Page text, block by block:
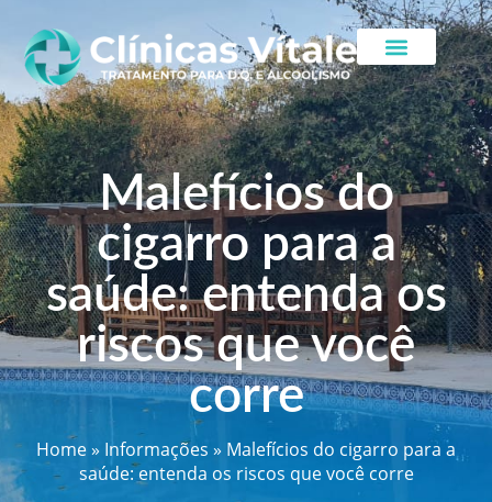
Malefícios do
cigarro para a
saúde: entenda os
riscos que você
corre
Home» Informações » Malefícios do cigarro para a
saúde: entenda os riscos que você corre